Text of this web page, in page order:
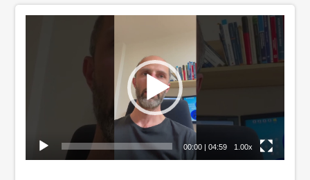
00:00| 04:59 1.00x